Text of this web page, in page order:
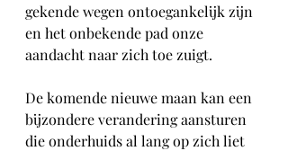
gekende wegen ontoegankelijk zijn
en het onbekende pad onze
aandacht naar zich toe zuigt.
De komende nieuwe maan kan een
bijzondere verandering aansturen
die onderhuids al lang op zich liet